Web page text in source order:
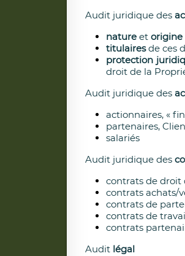
Audit juridique des
natureet origine
titulairesde ces
protection
droit de la
Audit juridique des
actionnaires, «
partenaires,
salariés
Audit juridique des
contrats de droit
contrats achats/
contrats de
contrats de
contrats
Audit légal